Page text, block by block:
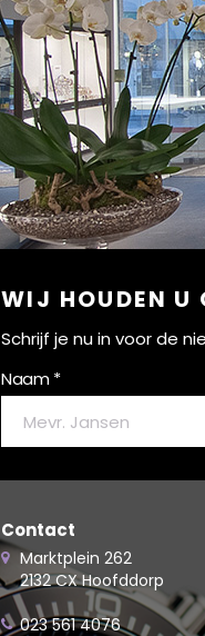
WIJ HOUDEN U
Schrijf je nu in voor de
Naam *
Contact
Marktplein 262
2132 CX Hoofddorp
023 561 4076